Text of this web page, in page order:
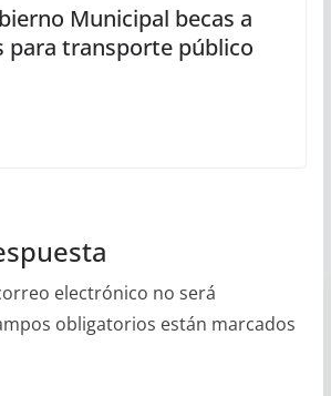
Municipal becas a
para transporte público
electrónico no será
obligatorios están marcados